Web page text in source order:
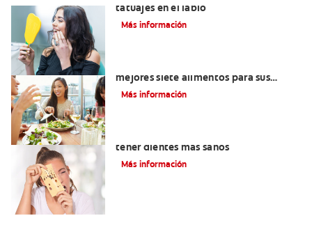
tatuajes en el labio
Más información
mejores siete alimentos para sus
dientes
Más información
tener dientes más sanos
Más información